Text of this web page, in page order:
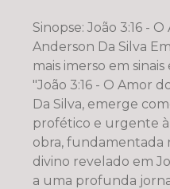
Sinopse: João 3:16 -
Anderson Da Silva
mais imerso em
"João 3:16 - O Amor
Da Silva, emerge
profético e urgente à
obra, fundamentada
divino revelado em
a uma profunda